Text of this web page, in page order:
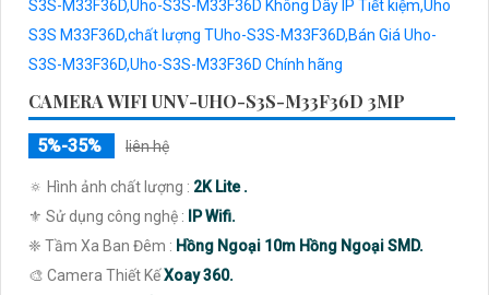
CAMERA WIFI UNV-UHO-S3S-M33F36D 3MP
5%-35% liên hệ
🔅 Hình ảnh chất lượng : 2K Lite .
⚜️ Sử dụng công nghệ :
IP Wifi.
❈ Tầm Xa Ban Đêm : Hồng Ngoại 10m Hồng Ngoại SMD.
🎨 Camera Thiết KếXoay 360.